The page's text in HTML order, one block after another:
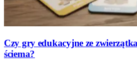
Czy gry edukacyjne ze
ściema?